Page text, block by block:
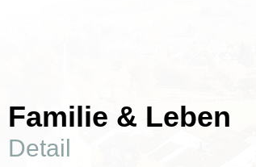
Familie & Leben
Detail